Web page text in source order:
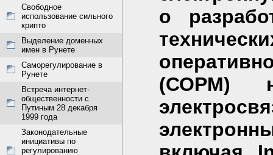
Свободное
использование сильного
крипто
Выделение доменных
имен в Рунете
Саморегулирование в
Рунете
Встреча интернет-
общественности с
Путиным 28 декабря
1999 года
Законодательные
инициативы по
регулированию
о
(СОРМ)